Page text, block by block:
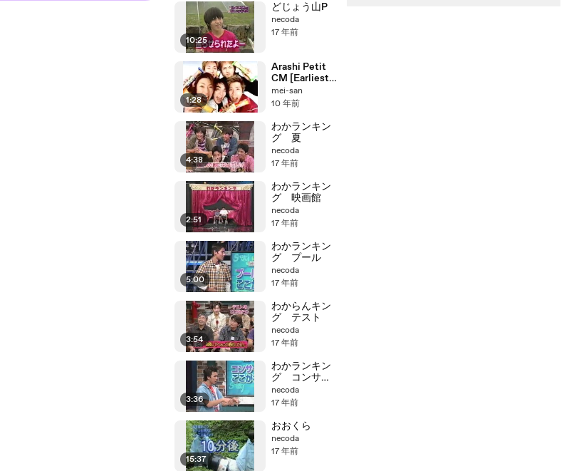
10:25
どじょう山P
necoda
17 年前
1:28
Arashi Petit
CM [Earliest
CM]
mei-san
10 年前
4:38
わかランキン
グ 夏
necoda
17 年前
2:51
わかランキン
グ 映画館
necoda
17 年前
5:00
わかランキン
グ プール
necoda
17 年前
3:54
わからんキン
グ テスト
necoda
17 年前
3:36
わかランキン
グ コンサー
ト
necoda
17 年前
15:37
おおくら
necoda
17 年前